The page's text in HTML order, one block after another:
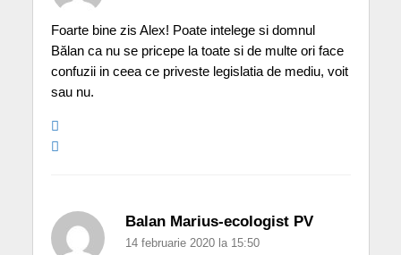
Foarte bine zis Alex! Poate intelege si domnul
Bălan ca nu se pricepe la toate si de multe ori face
confuzii in ceea ce priveste legislatia de mediu, voit
sau nu.
Balan Marius-ecologist PV
14 februarie 2020 la 15:50